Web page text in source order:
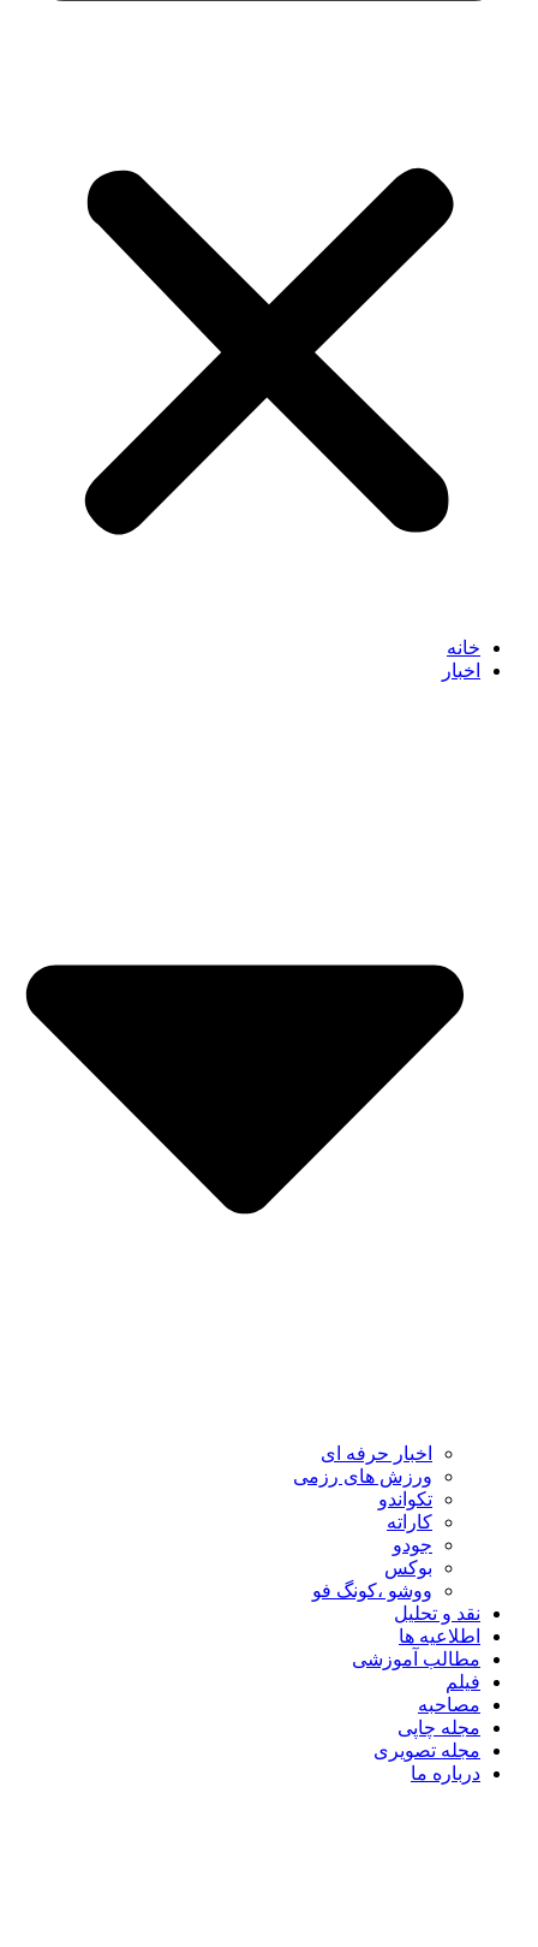
خانه
اخبار
اخبار حرفه ای
ورزش های رزمی
تکواندو
کاراته
جودو
بوکس
ووشو ،کونگ فو
نقد و تحلیل
اطلاعیه ها
مطالب آموزشی
فیلم
مصاحبه
مجله چاپی
مجله تصویری
درباره ما